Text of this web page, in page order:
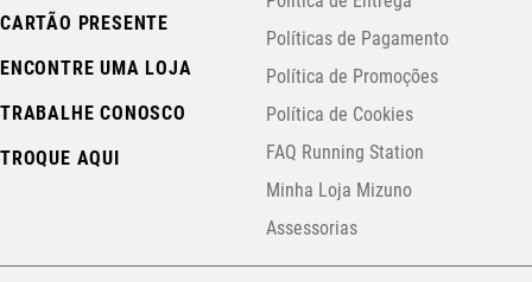
CARTÃO PRESENTE
ENCONTRE UMA LOJA
TRABALHE CONOSCO
TROQUE AQUI
Políticas de Pagamento
Política de Promoções
Política de Cookies
FAQ Running Station
Minha Loja Mizuno
Assessorias